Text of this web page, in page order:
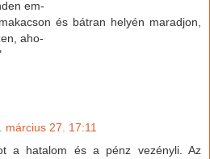
em-
és bátran helyén maradjon,
aho-
március 27. 17:11
a hatalom és a pénz vezényli. Az